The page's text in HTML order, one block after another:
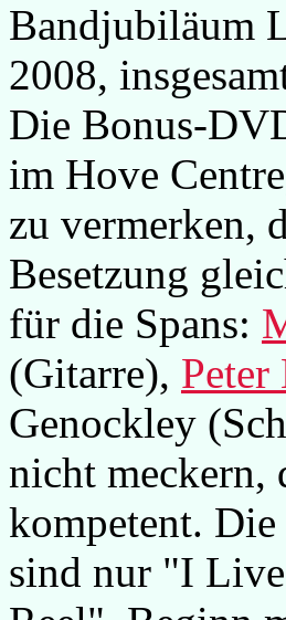
Bandjubiläum
2008,
Die Bonus-
im Hove
zu vermerken,
Besetzung
für die Spans:
(Gitarre),
Genockley
nicht meckern,
kompetent. Die
sind nur "I